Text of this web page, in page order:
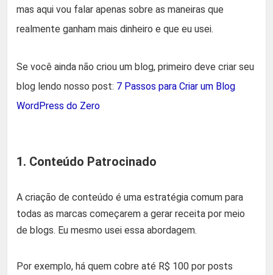
mas aqui vou falar apenas sobre as maneiras que
realmente ganham mais dinheiro e que eu usei.
Se você ainda não criou um blog, primeiro deve criar seu
blog lendo nosso post: 7 Passos para Criar um Blog
WordPress do Zero
1. Conteúdo Patrocinado
A criação de conteúdo é uma estratégia comum para
todas as marcas começarem a gerar receita por meio
de blogs. Eu mesmo usei essa abordagem.
Por exemplo, há quem cobre até R$ 100 por posts